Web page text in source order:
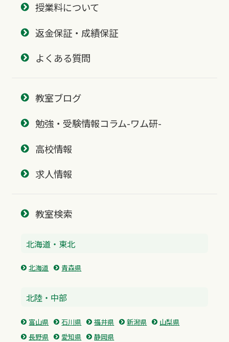
授業料について
返金保証・成績保証
よくある質問
教室ブログ
勉強・受験情報コラム-ワム研-
高校情報
求人情報
教室検索
北海道・東北
北海道 青森県
北陸・中部
富山県 石川県 福井県 新潟県
山梨県
長野県
愛知県 静岡県